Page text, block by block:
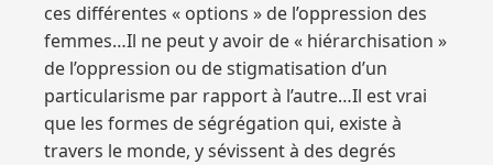
ces différentes « options » de l’oppression des
femmes…Il ne peut y avoir de « hiérarchisation »
de l’oppression ou de stigmatisation d’un
particularisme par rapport à l’autre…Il est vrai
que les formes de ségrégation qui, existe à
travers le monde, y sévissent à des degrés